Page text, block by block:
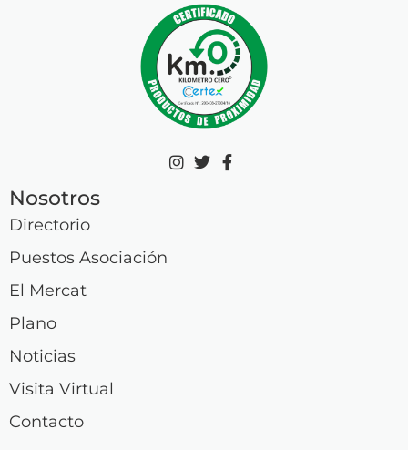
Nosotros
Directorio
Puestos Asociación
El Mercat
Plano
Noticias
Visita Virtual
Contacto